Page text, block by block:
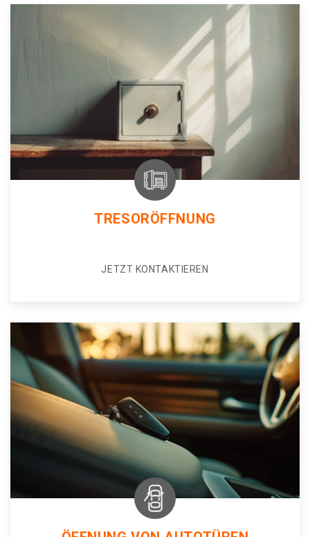
TRESORÖFFNUNG
JETZT KONTAKTIEREN